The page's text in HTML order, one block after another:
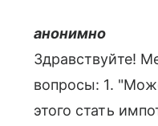
анонимно
Здравствуйте!
вопросы: 1.
этого стать